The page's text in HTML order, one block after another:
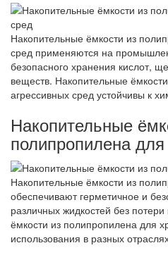
Накопительные ёмкости из
сред применяются на
безопасного хранения кислот,
веществ. Накопительные
агрессивных сред устойчивы к
Накопительные
полипропилена
Накопительные ёмкости из
обеспечивают герметичное и
различных жидкостей без
ёмкости из полипропилена для
использования в разных